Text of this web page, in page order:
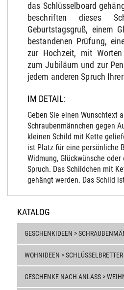
das Schlüsselboard
beschriften dieses
Geburtstagsgruß, einem
bestandenen Prüfung,
zur Hochzeit, mit
zum Jubiläum und zur
jedem anderen Spruch
IM DETAIL:
Geben Sie einen Wunschtext
Schraubenmännchen gegen
kleinen Schild mit Kette
ist Platz für eine persönliche
Widmung, Glückwünsche
Spruch. Das Schildchen mit
gehängt werden. Das Schild
KATALOG
GESCHENKIDEEN >
WOHNIDEEN > SCHLÜSSELBRETTER
GESCHENKE NACH ANLASS >